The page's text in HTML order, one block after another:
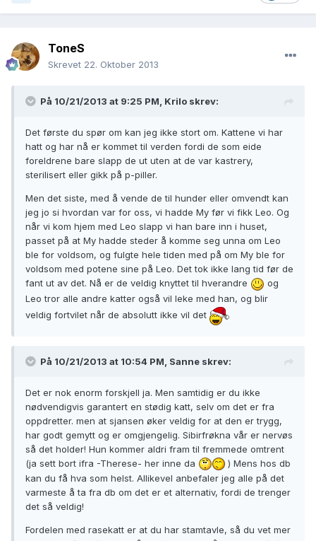
ToneS
Skrevet 22. Oktober 2013
På 10/21/2013 at 9:25 PM, Krilo skrev:
Det første du spør om kan jeg ikke stort om. Kattene vi har
hatt og har nå er kommet til verden fordi de som eide
foreldrene bare slapp de ut uten at de var kastrery,
sterilisert eller gikk på p-piller.
Men det siste, med å vende de til hunder eller omvendt kan
jeg jo si hvordan var for oss, vi hadde My før vi fikk Leo. Og
når vi kom hjem med Leo slapp vi han bare inn i huset,
passet på at My hadde steder å komme seg unna om Leo
ble for voldsom, og fulgte hele tiden med på om My ble for
voldsom med potene sine på Leo. Det tok ikke lang tid før de
fant ut av det. Nå er de veldig knyttet til hverandre
og
Leo tror alle andre katter også vil leke med han, og blir
veldig fortvilet når de absolutt ikke vil det
På 10/21/2013 at 10:54 PM, Sanne skrev:
Det er nok enorm forskjell ja. Men samtidig er du ikke
nødvendigvis garantert en stødig katt, selv om det er fra
oppdretter. men at sjansen øker veldig for at den er trygg,
har godt gemytt og er omgjengelig. Sibirfrøkna vår er nervøs
så det holder! Hun kommer aldri fram til fremmede omtrent
(ja sett bort ifra -Therese- her inne da
) Mens hos db
kan du få hva som helst. Allikevel anbefaler jeg alle på det
varmeste å ta fra db om det er et alternativ, fordi de trenger
det så veldig!
Fordelen med rasekatt er at du har stamtavle, så du vet mer